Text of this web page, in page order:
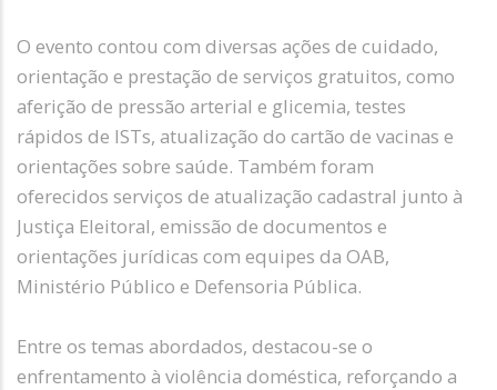
O evento contou com diversas ações de cuidado,
orientação e prestação de serviços gratuitos, como
aferição de pressão arterial e glicemia, testes
rápidos de ISTs, atualização do cartão de vacinas e
orientações sobre saúde. Também foram
oferecidos serviços de atualização cadastral junto à
Justiça Eleitoral, emissão de documentos e
orientações jurídicas com equipes da OAB,
Ministério Público e Defensoria Pública.
Entre os temas abordados, destacou-se o
enfrentamento à violência doméstica, reforçando a